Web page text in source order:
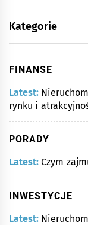
Kategorie
FINANSE
Latest:
rynku i
PORADY
Latest: Czym
INWESTYCJE
Latest: